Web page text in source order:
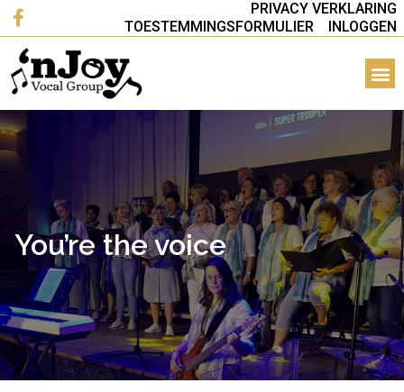
PRIVACY VERKLARING
TOESTEMMINGSFORMULIER
INLOGGEN
You’re the voice